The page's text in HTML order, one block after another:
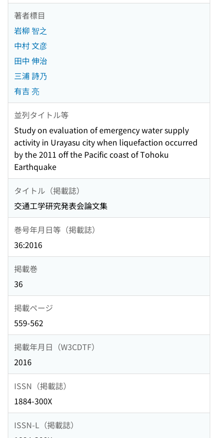
著者標目
岩柳 智之
中村 文彦
田中 伸治
三浦 詩乃
有吉 亮
並列タイトル等
Study on evaluation of emergency water supply
activity in Urayasu city when liquefaction occurred
by the 2011 off the Pacific coast of Tohoku
Earthquake
タイトル（掲載誌）
交通工学研究発表会論文集
巻号年月日等（掲載誌）
36:2016
掲載巻
36
掲載ページ
559-562
掲載年月日（W3CDTF）
2016
ISSN（掲載誌）
1884-300X
ISSN-L（掲載誌）